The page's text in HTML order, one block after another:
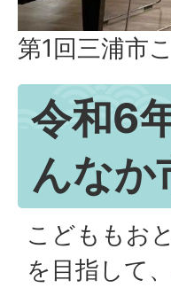
第1回三浦市
令和6
んなか
こどももお
を目指して、